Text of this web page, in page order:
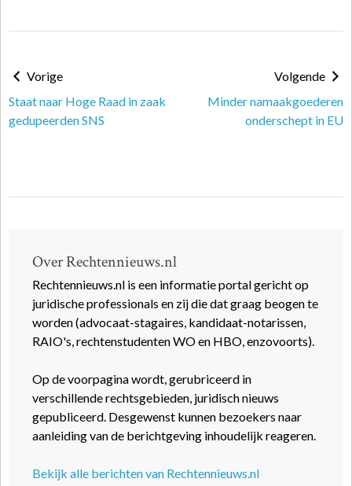
Vorige
Staat naar Hoge Raad in zaak
gedupeerden SNS
Volgende
Minder namaakgoederen
onderschept in EU
Over Rechtennieuws.nl
Rechtennieuws.nl is een informatie portal gericht op
juridische professionals en zij die dat graag beogen te
worden (advocaat-stagaires, kandidaat-notarissen,
RAIO's, rechtenstudenten WO en HBO, enzovoorts).
Op de voorpagina wordt, gerubriceerd in
verschillende rechtsgebieden, juridisch nieuws
gepubliceerd. Desgewenst kunnen bezoekers naar
aanleiding van de berichtgeving inhoudelijk reageren.
Bekijk alle berichten van Rechtennieuws.nl